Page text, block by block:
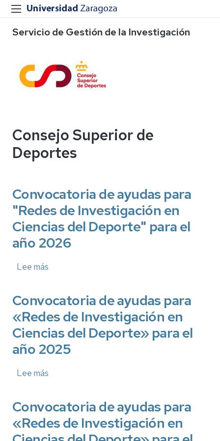
Servicio de Gestión de la Investigación
Consejo Superior de
Deportes
Convocatoria de ayudas para
"Redes de Investigación en
Ciencias del Deporte" para el
año 2026
Lee más
ayudas
para
"Redes
de
Investigación
para
el
año
Convocatoria de ayudas para
«Redes de Investigación en
Ciencias del Deporte» para el
año 2025
Lee más
ayudas
para
«Redes
Convocatoria de ayudas para
«Redes de Investigación en